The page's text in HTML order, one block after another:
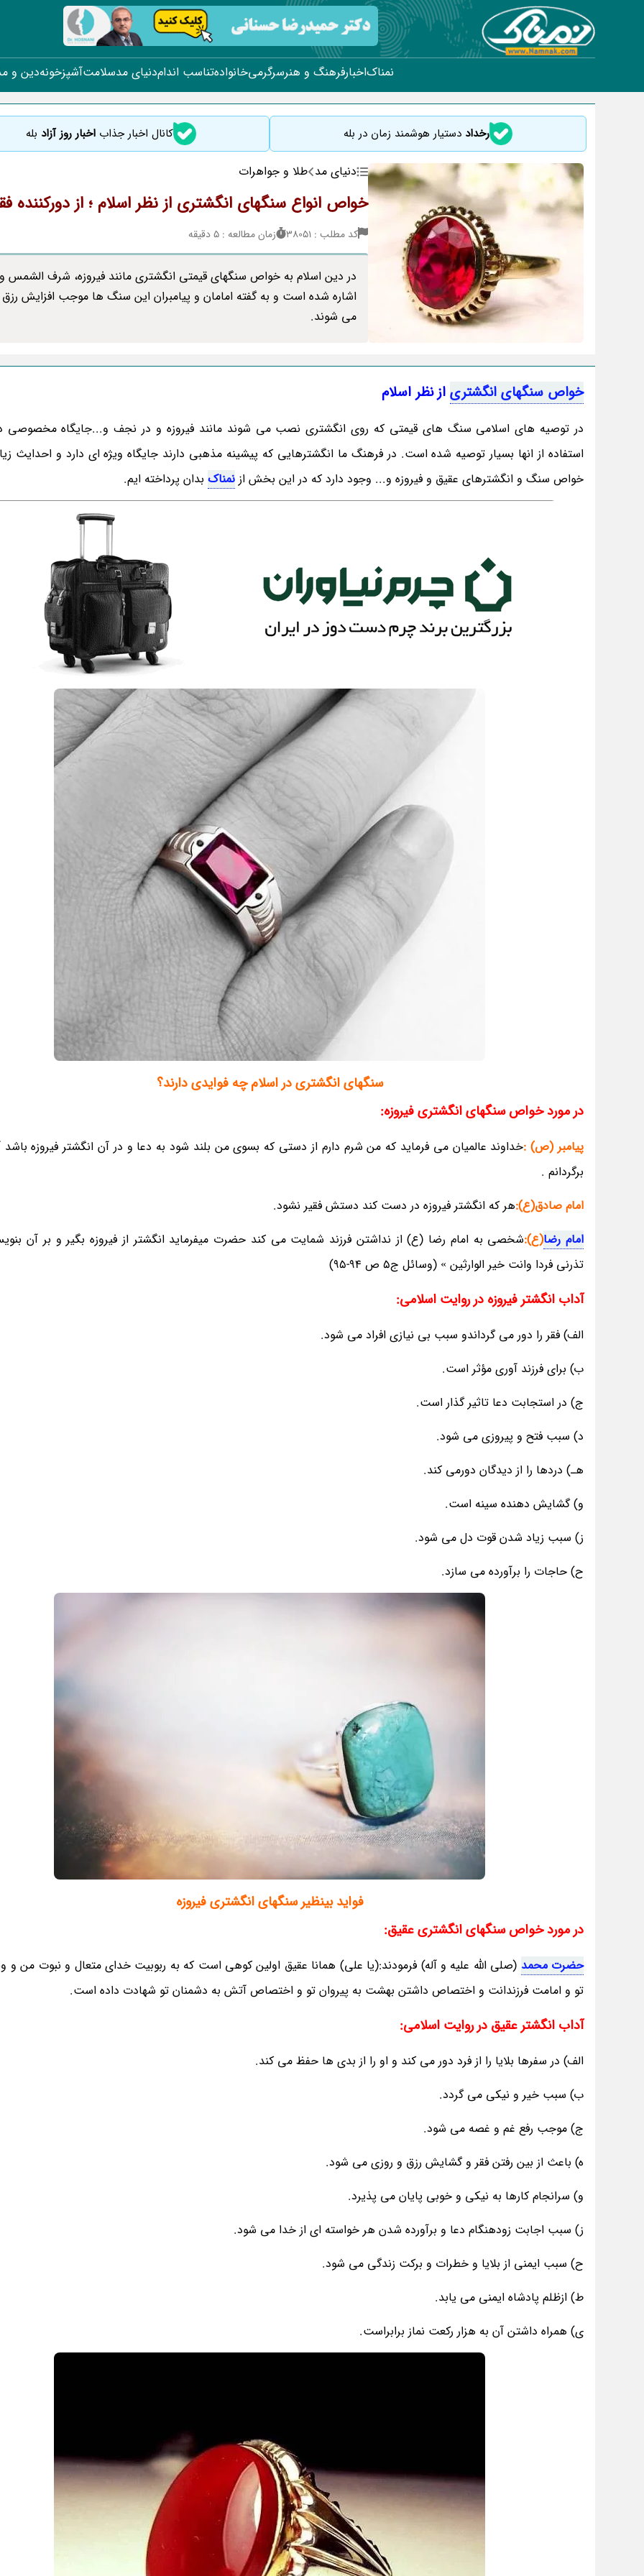
نمناکاخبارفرهنگ و هنرسرگرمیخانوادهتناسب اندامدنیای مدسلامتآشپزخونهدین و
رخداد دستیار هوشمند زمان در بله کانال اخبار جذاب اخبار روز آزاد بله
دنیای مد طلا و جواهرات
خواص انواع سنگهای انگشتری از نظر اسلام ؛ از دورکننده
کد مطلب : 38051 زمان مطالعه : 5 دقیقه
در دین اسلام به خواص سنگهای قیمتی انگشتری مانند فیروزه، شرف الشمس
اشاره شده است و به گفته امامان و پیامبران این سنگ ها موجب افزایش
می شوند.
خواص سنگهای انگشتری از نظر اسلام
در توصیه های اسلامی سنگ های قیمتی که روی انگشتری نصب می شوند مانند فیروزه و در نجف و...جایگاه مخصوصی
استفاده از انها بسیار توصیه شده است. در فرهنگ ما انگشترهایی که پیشینه مذهبی دارند جایگاه ویژه ای دارد و احدایث
خواص سنگ و انگشترهای عقیق و فیروزه و... وجود دارد که در این بخش از نمناک بدان پرداخته ایم.
سنگهای انگشتری در اسلام چه فوایدی دارند؟
در مورد خواص سنگهای انگشتری فیروزه:
پیامبر (ص) :خداوند عالمیان می فرماید که من شرم دارم از دستی که بسوی من بلند شود به دعا و در آن انگشتر فیروزه باشد
برگردانم .
امام صادق(ع):هر که انگشتر فیروزه در دست کند دستش فقیر نشود.
امام رضا(ع):شخصی به امام رضا (ع) از نداشتن فرزند شمایت می کند حضرت میفرماید انگشتر از فیروزه بگیر و بر آن
تذرنی فردا وانت خیر الوارثین » (وسائل ج5 ص 94-95)
آداب انگشتر فیروزه در روایت اسلامی:
الف) فقر را دور می گرداندو سبب بی نیازی افراد می شود.
ب) برای فرزند آوری مؤثر است.
ج) در استجابت دعا تاثیر گذار است.
د) سبب فتح و پیروزی می شود.
هـ) دردها را از دیدگان دورمی کند.
و) گشایش دهنده سینه است.
ز) سبب زیاد شدن قوت دل می شود.
ح) حاجات را برآورده می سازد.
فواید بینظیر سنگهای انگشتری فیروزه
در مورد خواص سنگهای انگشتری عقیق:
حضرت محمد (صلی الله علیه و آله) فرمودند:(یا علی) همانا عقیق اولین کوهی است که به ربوبیت خدای متعال و نبوت من
تو و امامت فرزندانت و اختصاص داشتن بهشت به پیروان تو و اختصاص آتش به دشمنان تو شهادت داده است.
آداب انگشتر عقیق در روایت اسلامی:
الف) در سفرها بلایا را از فرد دور می کند و او را از بدی ها حفظ می کند.
ب) سبب خیر و نیکی می گردد.
ج) موجب رفع غم و غصه می شود.
ه) باعث از بین رفتن فقر و گشایش رزق و روزی می شود.
و) سرانجام کارها به نیکی و خوبی پایان می پذیرد.
ز) سبب اجابت زودهنگام دعا و برآورده شدن هر خواسته ای از خدا می شود.
ح) سبب ایمنی از بلایا و خطرات و برکت زندگی می شود.
ط) ازظلم پادشاه ایمنی می یابد.
ی) همراه داشتن آن به هزار رکعت نماز برابراست.